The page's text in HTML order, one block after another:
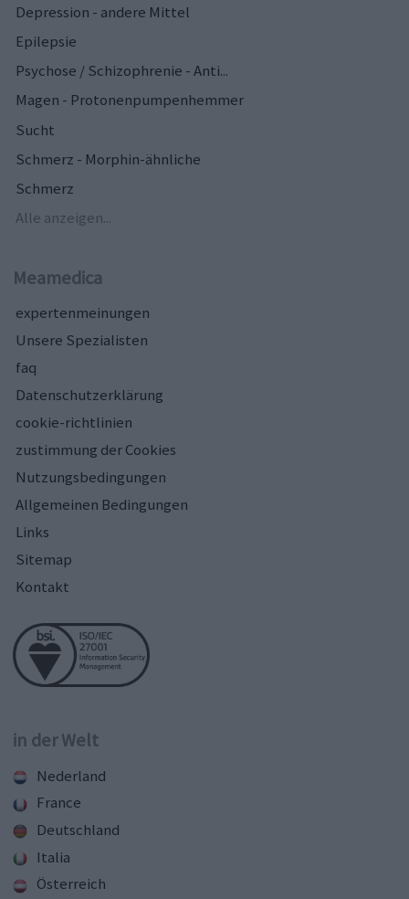
Depression - andere Mittel
Epilepsie
Psychose / Schizophrenie - Anti...
Magen - Protonenpumpenhemmer
Sucht
Schmerz - Morphin-ähnliche
Schmerz
Alle anzeigen...
Meamedica
expertenmeinungen
Unsere Spezialisten
faq
Datenschutzerklärung
cookie-richtlinien
zustimmung der Cookies
Nutzungsbedingungen
Allgemeinen Bedingungen
Links
Sitemap
Kontakt
in der Welt
Nederland
France
Deutschland
Italia
Österreich